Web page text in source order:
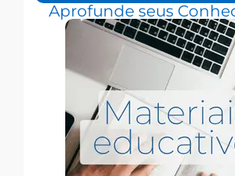
Aprofunde seus